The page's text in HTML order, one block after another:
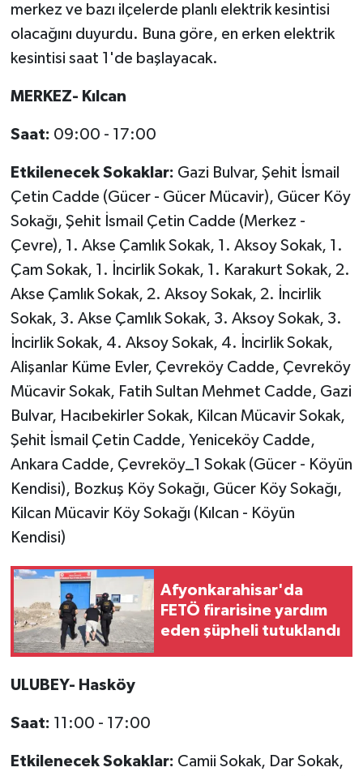
merkez ve bazı ilçelerde planlı elektrik kesintisi
olacağını duyurdu. Buna göre, en erken elektrik
kesintisi saat 1'de başlayacak.
MERKEZ- Kılcan
Saat: 09:00 - 17:00
Etkilenecek Sokaklar: Gazi Bulvar, Şehit İsmail
Çetin Cadde (Gücer - Gücer Mücavir), Gücer Köy
Sokağı, Şehit İsmail Çetin Cadde (Merkez -
Çevre), 1. Akse Çamlık Sokak, 1. Aksoy Sokak, 1.
Çam Sokak, 1. İncirlik Sokak, 1. Karakurt Sokak, 2.
Akse Çamlık Sokak, 2. Aksoy Sokak, 2. İncirlik
Sokak, 3. Akse Çamlık Sokak, 3. Aksoy Sokak, 3.
İncirlik Sokak, 4. Aksoy Sokak, 4. İncirlik Sokak,
Alişanlar Küme Evler, Çevreköy Cadde, Çevreköy
Mücavir Sokak, Fatih Sultan Mehmet Cadde, Gazi
Bulvar, Hacıbekirler Sokak, Kilcan Mücavir Sokak,
Şehit İsmail Çetin Cadde, Yeniceköy Cadde,
Ankara Cadde, Çevreköy_1 Sokak (Gücer - Köyün
Kendisi), Bozkuş Köy Sokağı, Gücer Köy Sokağı,
Kilcan Mücavir Köy Sokağı (Kılcan - Köyün
Kendisi)
Afyonkarahisar'da
FETÖ firarisine yardım
eden şüpheli tutuklandı
ULUBEY- Hasköy
Saat: 11:00 - 17:00
Etkilenecek Sokaklar: Camii Sokak, Dar Sokak,
Hisarcık
Kütahya
Magazin
Otomobil
Pazarlar
Politika
Rüya Tabirleri
Sağlık
Simav
Siyaset
Spor
Tavşanlı
Teknoloji